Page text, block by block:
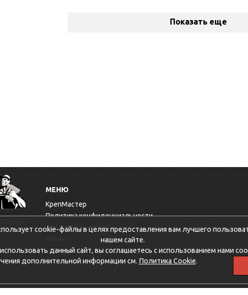
Показать еще
№3,
МЕНЮ
КрепМастер
Политика конфиденциальности
Доставка и оплата
Оптовикам
Контакты
cookie-файлы в целях предоставления вам лучшего
нашем сайте.
данный сайт, вы соглашаетесь с использованием нами
дополнительной информации см. Политика Cookie.